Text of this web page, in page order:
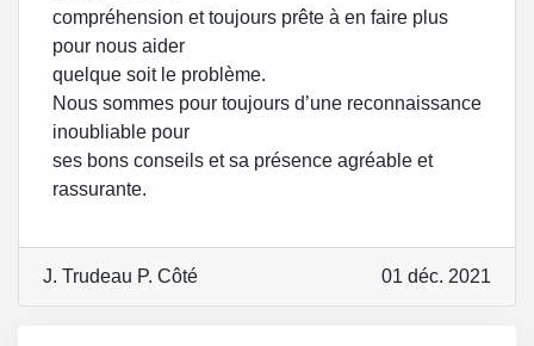
compréhension et toujours prête à en faire plus
pour nous aider
quelque soit le problème.
Nous sommes pour toujours d’une reconnaissance
inoubliable pour
ses bons conseils et sa présence agréable et
rassurante.
J. Trudeau P. Côté 01 déc. 2021